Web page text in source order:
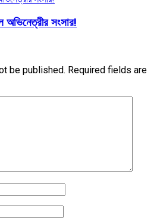
সংসার!
be published. Required fields are